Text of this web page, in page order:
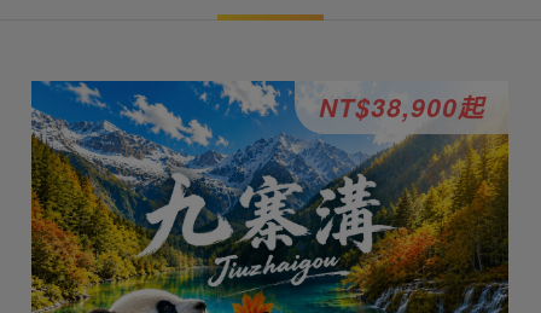
NT$38,900起